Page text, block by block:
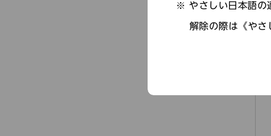
やさしい日本語の
解除の際は《やさ